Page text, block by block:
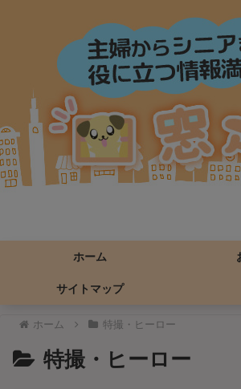
ホーム
サイトマップ
ホーム 特撮・ヒーロー
特撮・ヒーロー